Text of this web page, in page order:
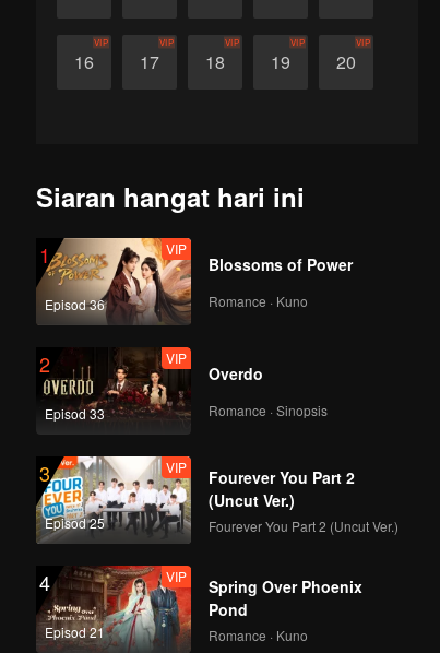
16
VIP
17
VIP
18
VIP
19
VIP
20
VIP
Siaran hangat hari ini
1
Episod 36
VIP
Blossoms of Power
Romance · Kuno
2
Episod 33
VIP
Overdo
Romance · Sinopsis
3
Episod 25
VIP
Fourever You Part 2
(Uncut Ver.)
Fourever You Part 2 (Uncut Ver.)
4
Episod 21
VIP
Spring Over Phoenix
Pond
Romance · Kuno